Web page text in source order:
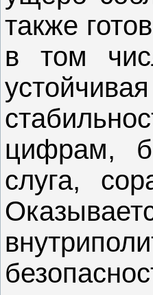
также
в том
цифрам,
слуга,